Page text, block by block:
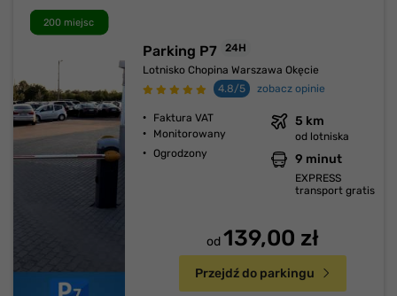
200 miejsc
Parking P7
24H
Lotnisko Chopina Warszawa Okęcie
4.8/5
zobacz opinie
Faktura VAT
Monitorowany
Ogrodzony
5 km
od lotniska
9 minut
EXPRESS
transport gratis
od 139,00 zł
Przejdź do parkingu